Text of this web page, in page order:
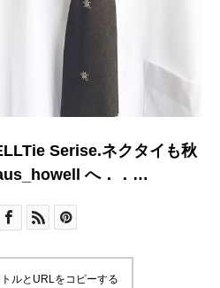
Serise.ネクタイも秋
へ．．
イ#hausmatsue #島根#
ルとURLをコピーする